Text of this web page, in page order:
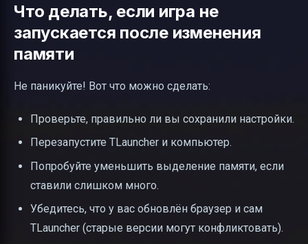
Что делать, если игра не
запускается после изменения
памяти
Не паникуйте! Вот что можно сделать:
Проверьте, правильно ли вы сохранили настройки.
Перезапустите TLauncher и компьютер.
Попробуйте уменьшить выделение памяти, если
ставили слишком много.
Убедитесь, что у вас обновлён браузер и сам
TLauncher (старые версии могут конфликтовать).